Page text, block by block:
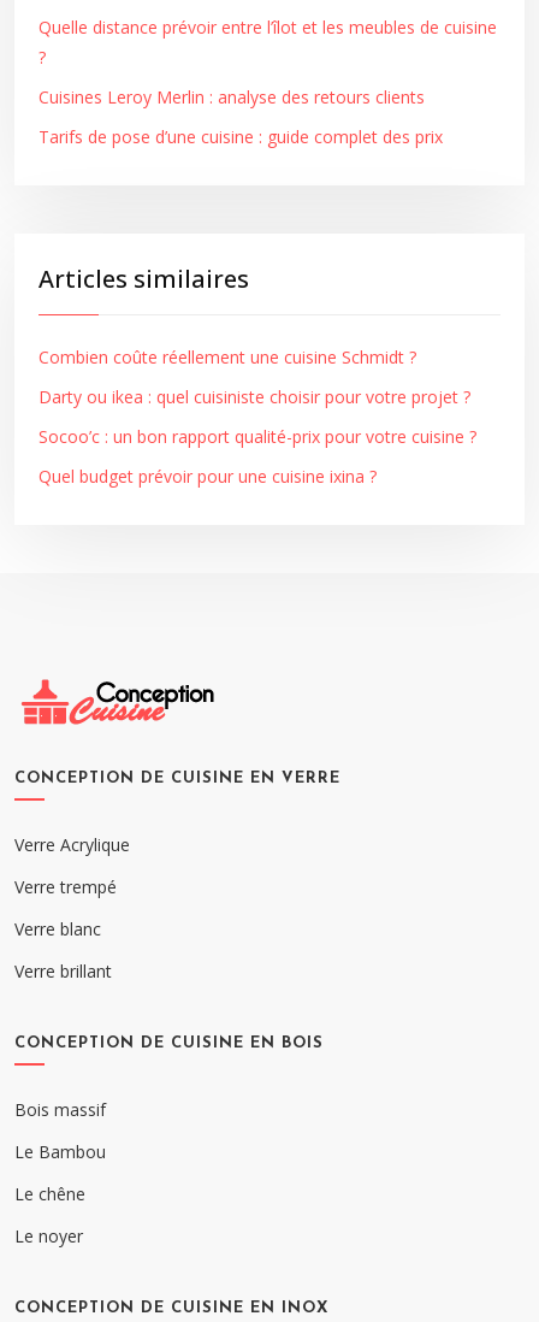
Quelle distance prévoir entre l’îlot et les meubles de cuisine
?
Cuisines Leroy Merlin : analyse des retours clients
Tarifs de pose d’une cuisine : guide complet des prix
Articles similaires
Combien coûte réellement une cuisine Schmidt ?
Darty ou ikea : quel cuisiniste choisir pour votre projet ?
Socoo’c : un bon rapport qualité-prix pour votre cuisine ?
Quel budget prévoir pour une cuisine ixina ?
CONCEPTION DE CUISINE EN VERRE
Verre Acrylique
Verre trempé
Verre blanc
Verre brillant
CONCEPTION DE CUISINE EN BOIS
Bois massif
Le Bambou
Le chêne
Le noyer
CONCEPTION DE CUISINE EN INOX